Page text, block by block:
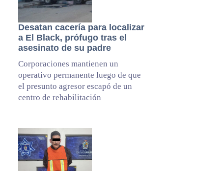
Desatan cacería para localizar
a El Black, prófugo tras el
asesinato de su padre
Corporaciones mantienen un
operativo permanente luego de que
el presunto agresor escapó de un
centro de rehabilitación